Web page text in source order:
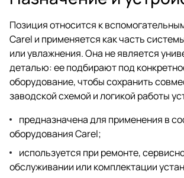
Позиция относится к
Carel и применяется как часть
или увлажнения. Она не является
деталью: ее подбирают под
оборудование, чтобы сохранить
заводской схемой и логикой работы
предназначена для применения в
оборудования Carel;
используется при ремонте,
обслуживании или комплектации